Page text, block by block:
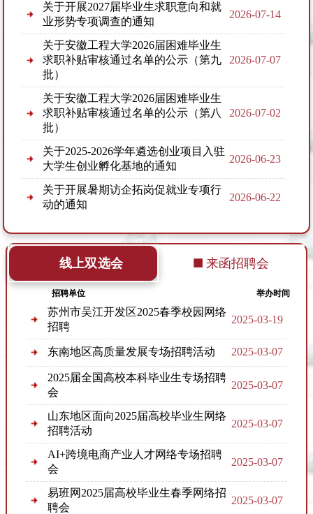
关于开展2027届毕业生求职意向和就
业形势专项调查的通知
2026-07-14
关于安徽工程大学2026届困难毕业生
求职补贴审核通过名单的公示（第九
批）
2026-07-07
关于安徽工程大学2026届困难毕业生
求职补贴审核通过名单的公示（第八
批）
2026-07-02
关于2025-2026学年遴选创业项目入驻
大学生创业孵化基地的通知
2026-06-23
关于开展暑期访企拓岗促就业专项行
动的通知
2026-06-22
核查工作的通知
2026-06-15
关于开展2026 届高校毕业生 就业状况
问卷调查的通知
关于安徽工程大学2026届困难毕业生
求职补贴审核通过名单的公示（第七
批）
2026-06-02
关于安徽工程大学2026届困难毕业生
求职补贴审核通过名单的公示（第六
批）
安徽工程大学2026年暑期实习生校园
招聘邀请函
2026-05-06
线上双选会
招聘单位 举办时间
苏州市吴江开发区2025春季校园网络
招聘
2025-03-19
东南地区高质量发展专场招聘活动 2025-03-07
2025届全国高校本科毕业生专场招聘
会
2025-03-07
山东地区面向2025届高校毕业生网络
招聘活动
2025-03-07
AI+跨境电商产业人才网络专场招聘
会
2025-03-07
易班网2025届高校毕业生春季网络招
聘会
2025-03-07
来函招聘会